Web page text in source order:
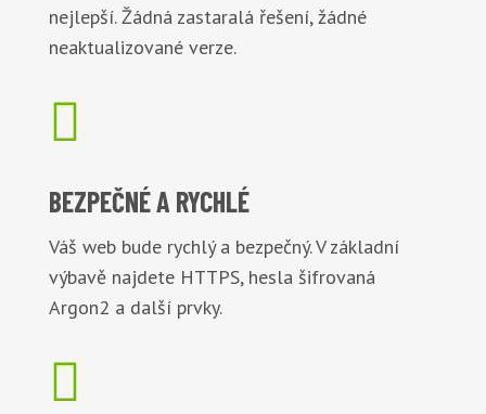
nejlepší. Žádná zastaralá řešení, žádné
neaktualizované verze.

BEZPEČNÉA RYCHLÉ
Váš web bude rychlý a bezpečný. V základní
výbavě najdete HTTPS, hesla šifrovaná
Argon2 a další prvky.
